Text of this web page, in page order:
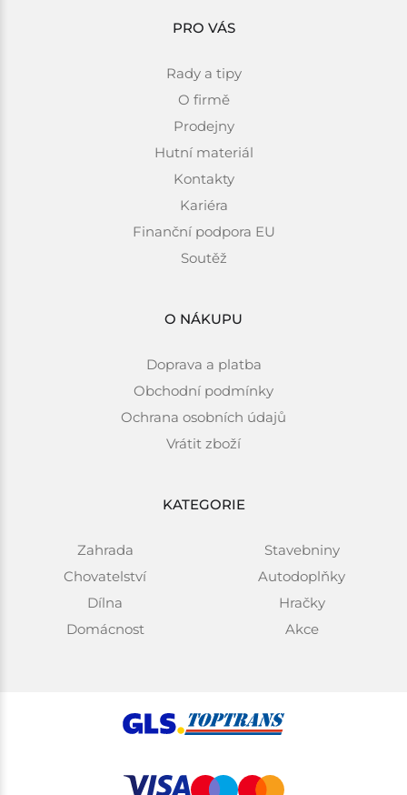
PRO VÁS
Rady a tipy
O firmě
Prodejny
Hutní materiál
Kontakty
Kariéra
Finanční podpora EU
Soutěž
O NÁKUPU
Doprava a platba
Obchodní podmínky
Ochrana osobních údajů
Vrátit zboží
KATEGORIE
Zahrada
Chovatelství
Dílna
Domácnost
Stavebniny
Autodoplňky
Hračky
Akce